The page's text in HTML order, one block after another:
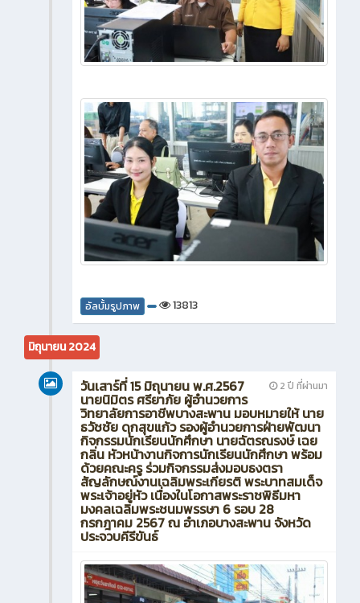
อัลบั้มรูปภาพ 13813
มิถุนายน 2024
2 ปี ที่ผ่านมา
วันเสาร์ที่ 15 มิถุนายน พ.ศ.2567
นายนิมิตร ศรียาภัย ผู้อำนวยการ
วิทยาลัยการอาชีพบางสะพาน มอบหมายให้ นาย
ธวัชชัย ดุกสุขแก้ว รองผู้อำนวยการฝ่ายพัฒนา
กิจกรรมนักเรียนนักศึกษา นายฉัตรณรงษ์ เฉย
กลิ่น หัวหน้างานกิจการนักเรียนนักศึกษา พร้อม
ด้วยคณะครู ร่วมกิจกรรมส่งมอบธงตรา
สัญลักษณ์งานเฉลิมพระเกียรติ พระบาทสมเด็จ
พระเจ้าอยู่หัว เนื่องในโอกาสพระราชพิธีมหา
มงคลเฉลิมพระชนมพรรษา 6 รอบ 28
กรกฎาคม 2567 ณ อำเภอบางสะพาน จังหวัด
ประจวบคีรีขันธ์